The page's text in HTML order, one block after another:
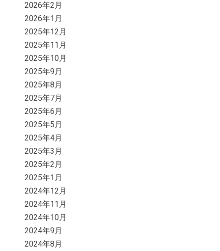
2026年2月
2026年1月
2025年12月
2025年11月
2025年10月
2025年9月
2025年8月
2025年7月
2025年6月
2025年5月
2025年4月
2025年3月
2025年2月
2025年1月
2024年12月
2024年11月
2024年10月
2024年9月
2024年8月